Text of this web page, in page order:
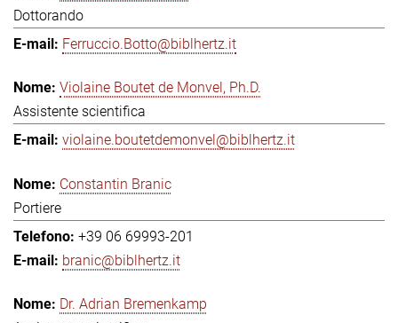
Dottorando
Ferruccio.Botto@biblhertz.it
Violaine Boutet de Monvel, Ph.D.
Assistente scientifica
violaine.boutetdemonvel@biblhertz.it
Constantin Branic
Portiere
+39 06 69993-201
branic@biblhertz.it
Dr. Adrian Bremenkamp